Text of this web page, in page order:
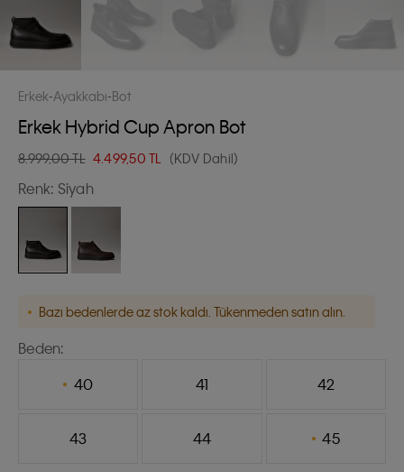
Erkek Ayakkabı Bot
Erkek Hybrid Cup Apron Bot
8.999,00 TL 4.499,50 TL (KDV Dahil)
Renk: Siyah
Bazı bedenlerde az stok kaldı. Tükenmeden satın alın.
Beden:
40
41 42
43 44 45